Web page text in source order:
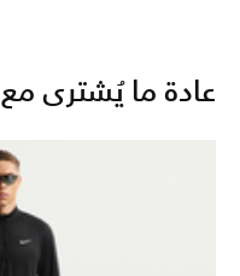
عادة ما يُشترى مع